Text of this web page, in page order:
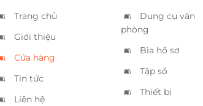
Trang chủ
Giới thiệu
Cửa hàng
Tin tức
Liên hệ
Dụng cụ văn
phòng
Bìa hồ sơ
Tập sổ
Thiết bị